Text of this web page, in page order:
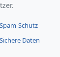
Spam-Schutz
Sichere Daten